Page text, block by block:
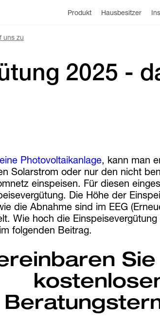
Produkt Hausbesitzer
uns zu
2025 -
Photovoltaikanlage, kann man
Solarstrom oder nur den nicht
einspeisen. Für diesen
Die Höhe der
die Abnahme sind im EEG
Wie hoch die
folgenden Beitrag.